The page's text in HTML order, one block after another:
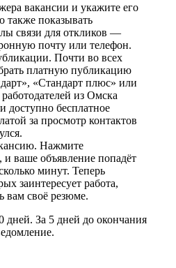
вакансии и укажите его
показывать
связи для откликов —
почту или телефон.
Почти во всех
платную публикацию
«Стандарт плюс» или
из Омска
доступно бесплатное
за просмотр контактов
Нажмите
и ваше объявление попадёт
минут. Теперь
заинтересует работа,
вам своё резюме.
За 5 дней до окончания